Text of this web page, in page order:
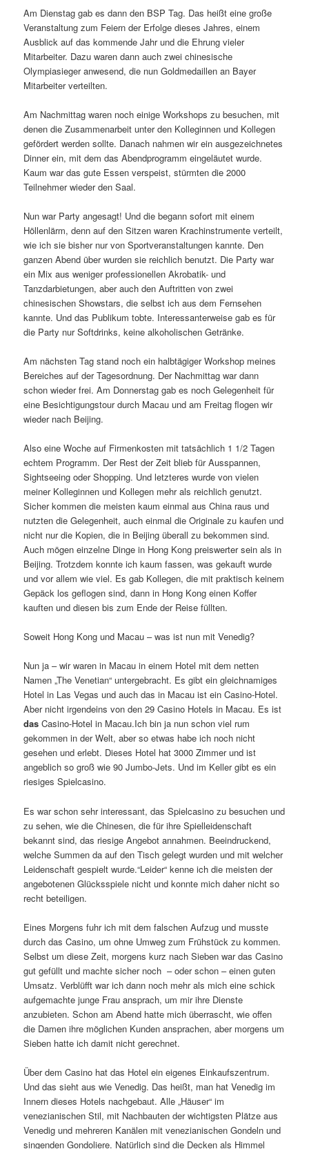
Am Dienstag gab es dann den BSP Tag. Das heißt eine große
Veranstaltung zum Feiern der Erfolge dieses Jahres, einem
Ausblick auf das kommende Jahr und die Ehrung vieler
Mitarbeiter. Dazu waren dann auch zwei chinesische
Olympiasieger anwesend, die nun Goldmedaillen an Bayer
Mitarbeiter verteilten.
Am Nachmittag waren noch einige Workshops zu besuchen, mit
denen die Zusammenarbeit unter den Kolleginnen und Kollegen
gefördert werden sollte. Danach nahmen wir ein ausgezeichnetes
Dinner ein, mit dem das Abendprogramm eingeläutet wurde.
Kaum war das gute Essen verspeist, stürmten die 2000
Teilnehmer wieder den Saal.
Nun war Party angesagt! Und die begann sofort mit einem
Höllenlärm, denn auf den Sitzen waren Krachinstrumente verteilt,
wie ich sie bisher nur von Sportveranstaltungen kannte. Den
ganzen Abend über wurden sie reichlich benutzt. Die Party war
ein Mix aus weniger professionellen Akrobatik- und
Tanzdarbietungen, aber auch den Auftritten von zwei
chinesischen Showstars, die selbst ich aus dem Fernsehen
kannte. Und das Publikum tobte. Interessanterweise gab es für
die Party nur Softdrinks, keine alkoholischen Getränke.
Am nächsten Tag stand noch ein halbtägiger Workshop meines
Bereiches auf der Tagesordnung. Der Nachmittag war dann
schon wieder frei. Am Donnerstag gab es noch Gelegenheit für
eine Besichtigungstour durch Macau und am Freitag flogen wir
wieder nach Beijing.
Also eine Woche auf Firmenkosten mit tatsächlich 1 1/2 Tagen
echtem Programm. Der Rest der Zeit blieb für Ausspannen,
Sightseeing oder Shopping. Und letzteres wurde von vielen
meiner Kolleginnen und Kollegen mehr als reichlich genutzt.
Sicher kommen die meisten kaum einmal aus China raus und
nutzten die Gelegenheit, auch einmal die Originale zu kaufen und
nicht nur die Kopien, die in Beijing überall zu bekommen sind.
Auch mögen einzelne Dinge in Hong Kong preiswerter sein als in
Beijing. Trotzdem konnte ich kaum fassen, was gekauft wurde
und vor allem wie viel. Es gab Kollegen, die mit praktisch keinem
Gepäck los geflogen sind, dann in Hong Kong einen Koffer
kauften und diesen bis zum Ende der Reise füllten.
Soweit Hong Kong und Macau – was ist nun mit Venedig?
Nun ja – wir waren in Macau in einem Hotel mit dem netten
Namen „The Venetian“ untergebracht. Es gibt ein gleichnamiges
Hotel in Las Vegas und auch das in Macau ist ein Casino-Hotel.
Aber nicht irgendeins von den 29 Casino Hotels in Macau. Es ist
dasCasino-Hotel in Macau.Ich bin ja nun schon viel rum
gekommen in der Welt, aber so etwas habe ich noch nicht
gesehen und erlebt. Dieses Hotel hat 3000 Zimmer und ist
angeblich so groß wie 90 Jumbo-Jets. Und im Keller gibt es ein
riesiges Spielcasino.
Es war schon sehr interessant, das Spielcasino zu besuchen und
zu sehen, wie die Chinesen, die für ihre Spielleidenschaft
bekannt sind, das riesige Angebot annahmen. Beeindruckend,
welche Summen da auf den Tisch gelegt wurden und mit welcher
Leidenschaft gespielt wurde.“Leider“ kenne ich die meisten der
angebotenen Glücksspiele nicht und konnte mich daher nicht so
recht beteiligen.
Eines Morgens fuhr ich mit dem falschen Aufzug und musste
durch das Casino, um ohne Umweg zum Frühstück zu kommen.
Selbst um diese Zeit, morgens kurz nach Sieben war das Casino
gut gefüllt und machte sicher noch – oder schon – einen guten
Umsatz. Verblüfft war ich dann noch mehr als mich eine schick
aufgemachte junge Frau ansprach, um mir ihre Dienste
anzubieten. Schon am Abend hatte mich überrascht, wie offen
die Damen ihre möglichen Kunden ansprachen, aber morgens um
Sieben hatte ich damit nicht gerechnet.
Über dem Casino hat das Hotel ein eigenes Einkaufszentrum.
Und das sieht aus wie Venedig. Das heißt, man hat Venedig im
Innern dieses Hotels nachgebaut. Alle „Häuser“ im
venezianischen Stil, mit Nachbauten der wichtigsten Plätze aus
Venedig und mehreren Kanälen mit venezianischen Gondeln und
singenden Gondoliere. Natürlich sind die Decken als Himmel